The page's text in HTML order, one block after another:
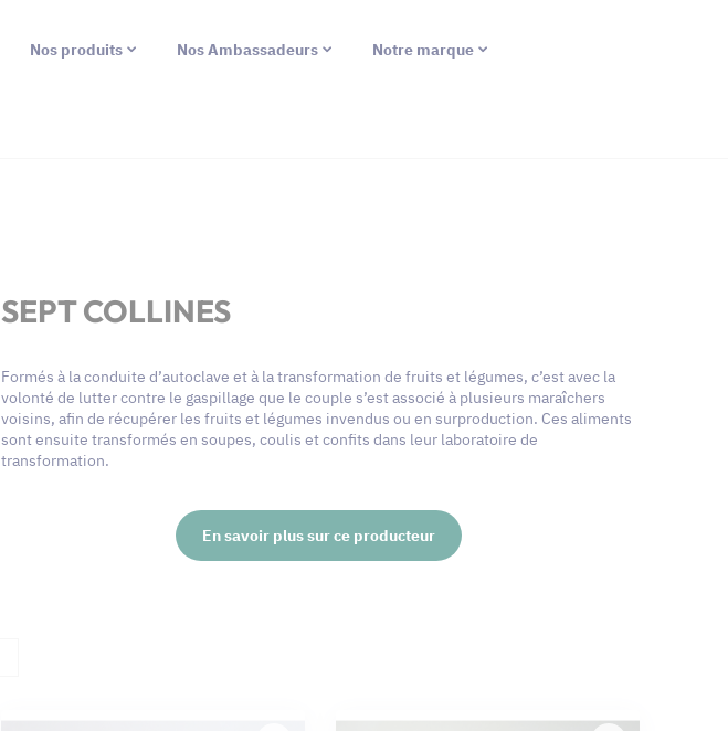
Nos produits Nos Ambassadeurs Notre marque
SEPT COLLINES
Formés à la conduite d’autoclave et à la transformation de fruits et légumes, c’est avec la
volonté de lutter contre le gaspillage que le couple s’est associé à plusieurs maraîchers
voisins, afin de récupérer les fruits et légumes invendus ou en surproduction. Ces aliments
sont ensuite transformés en soupes, coulis et confits dans leur laboratoire de
transformation.
En savoir plus sur ce producteur